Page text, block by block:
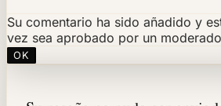
Su comentario ha sido añadido y
vez sea aprobado por un
OK